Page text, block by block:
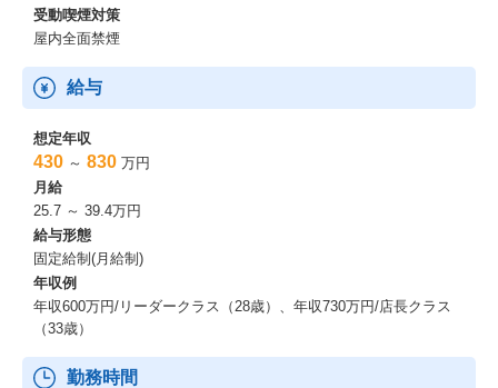
受動喫煙対策
屋内全面禁煙
給与
想定年収
430 ～ 830 万円
月給
25.7 ～ 39.4万円
給与形態
固定給制(月給制)
年収例
年収600万円/リーダークラス（28歳）、年収730万円/店長クラス
（33歳）
勤務時間